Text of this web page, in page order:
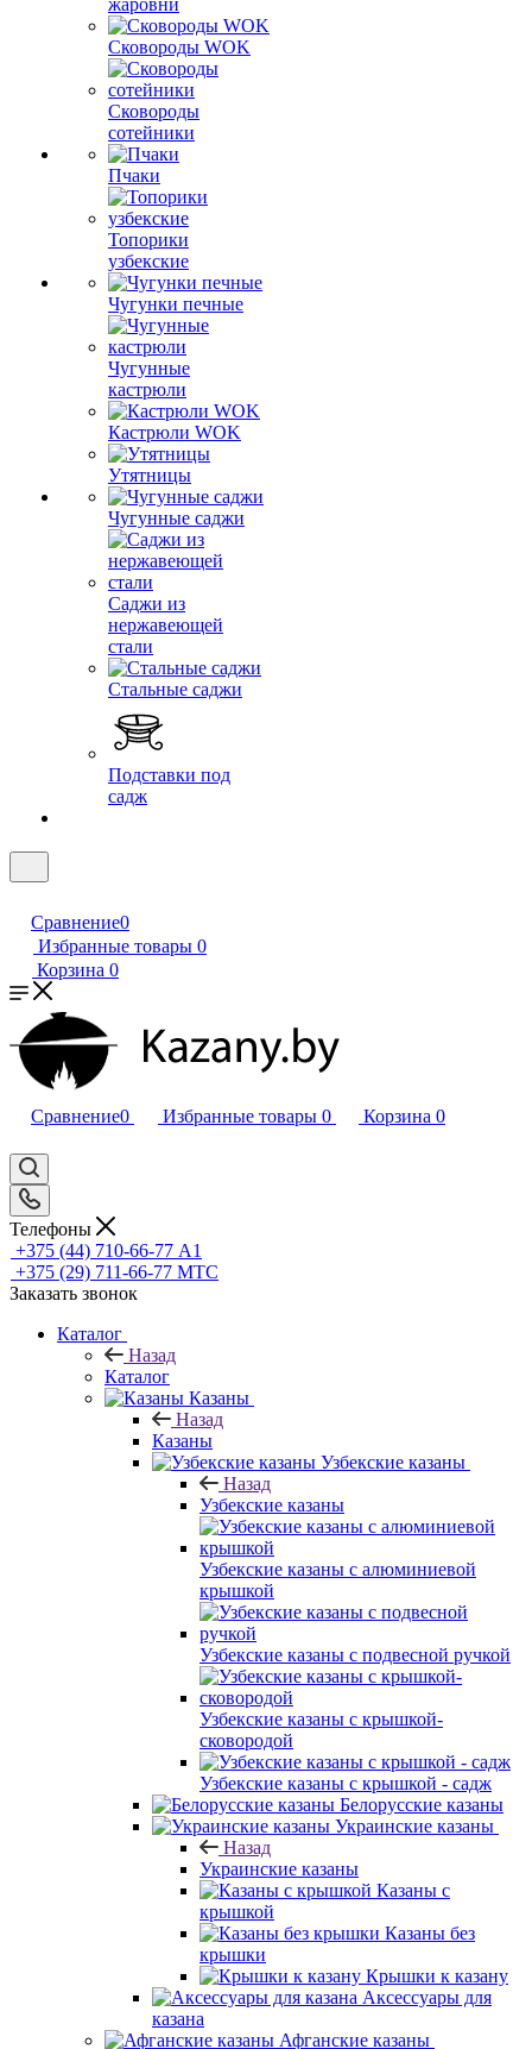
жаровни
Сковороды WOK
Сковороды
сотейники
Пчаки
Топорики
узбекские
Чугунки печные
Чугунные
кастрюли
Кастрюли WOK
Утятницы
Чугунные саджи
Саджи из
нержавеющей
стали
Стальные саджи
Подставки под
садж
Сравнение0
Избранные товары 0
Корзина 0
Сравнение0 Избранные товары 0 Корзина 0
Телефоны
+375 (44) 710-66-77 А1
+375 (29) 711-66-77 МТС
Заказать звонок
Каталог
Назад
Каталог
Казаны
Назад
Казаны
Узбекские казаны
Назад
Узбекские казаны
Узбекские казаны с алюминиевой
крышкой
Узбекские казаны с подвесной ручкой
Узбекские казаны с крышкой-
сковородой
Узбекские казаны с крышкой - садж
Белорусские казаны
Украинские казаны
Назад
Украинские казаны
Казаны с
крышкой
Казаны без
крышки
Крышки к казану
Аксессуары для
казана
Афганские казаны